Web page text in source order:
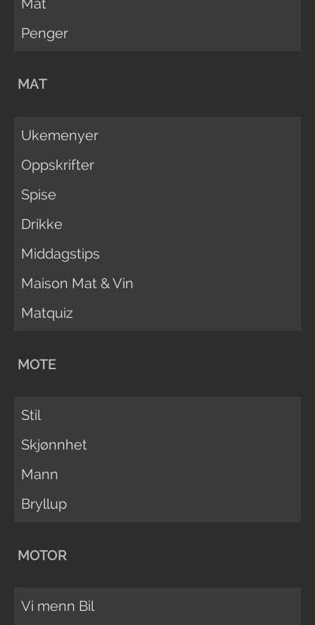
Mat
Penger
MAT
Ukemenyer
Oppskrifter
Spise
Drikke
Middagstips
Maison Mat & Vin
Matquiz
MOTE
Stil
Skjønnhet
Mann
Bryllup
MOTOR
Vi menn Bil